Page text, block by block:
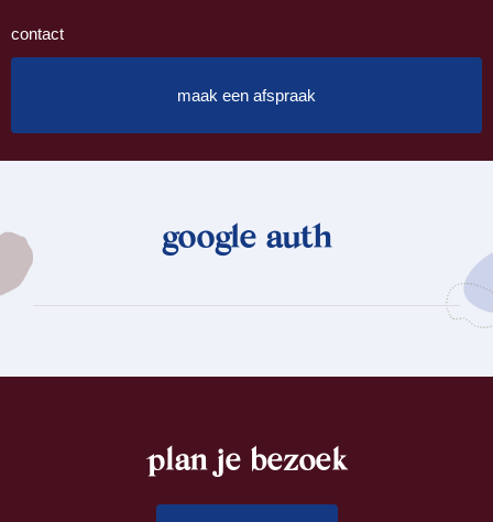
contact
maak een afspraak
google auth
plan je bezoek